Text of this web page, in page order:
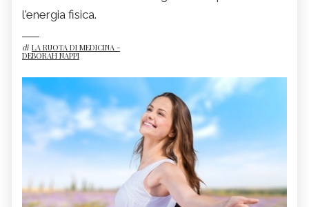
l'energia fisica.
di LA RUOTA DI MEDICINA -
DEBORAH NAPPI